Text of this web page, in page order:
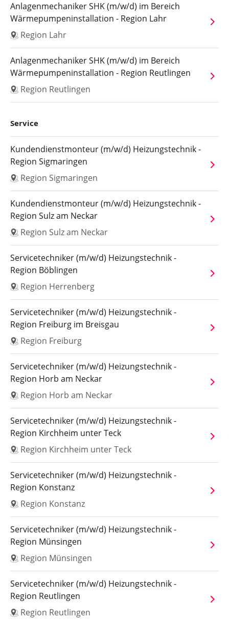
Anlagenmechaniker SHK (m/w/d) im Bereich
Wärmepumpeninstallation - Region Lahr
Region Lahr
Anlagenmechaniker SHK (m/w/d) im Bereich
Wärmepumpeninstallation - Region Reutlingen
Region Reutlingen
Service
Kundendienstmonteur (m/w/d) Heizungstechnik -
Region Sigmaringen
Region Sigmaringen
Kundendienstmonteur (m/w/d) Heizungstechnik -
Region Sulz am Neckar
Region Sulz am Neckar
Servicetechniker (m/w/d) Heizungstechnik -
Region Böblingen
Region Herrenberg
Servicetechniker (m/w/d) Heizungstechnik -
Region Freiburg im Breisgau
Region Freiburg
Servicetechniker (m/w/d) Heizungstechnik -
Region Horb am Neckar
Region Horb am Neckar
Servicetechniker (m/w/d) Heizungstechnik -
Region Kirchheim unter Teck
Region Kirchheim unter Teck
Servicetechniker (m/w/d) Heizungstechnik -
Region Konstanz
Region Konstanz
Servicetechniker (m/w/d) Heizungstechnik -
Region Münsingen
Region Münsingen
Servicetechniker (m/w/d) Heizungstechnik -
Region Reutlingen
Region Reutlingen